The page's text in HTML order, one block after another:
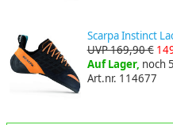
Scarpa Instinct
UVP 169,90 €
Auf Lager, noch
Art.nr. 114677